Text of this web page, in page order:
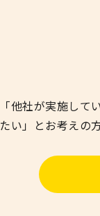
「他社が実施し
たい」とお考えの